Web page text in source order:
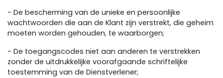
- De bescherming van de unieke en persoonlijke
wachtwoorden die aan de Klant zijn verstrekt, die geheim
moeten worden gehouden, te waarborgen;
- De toegangscodes niet aan anderen te verstrekken
zonder de uitdrukkelijke voorafgaande schriftelijke
toestemming van de Dienstverlener;